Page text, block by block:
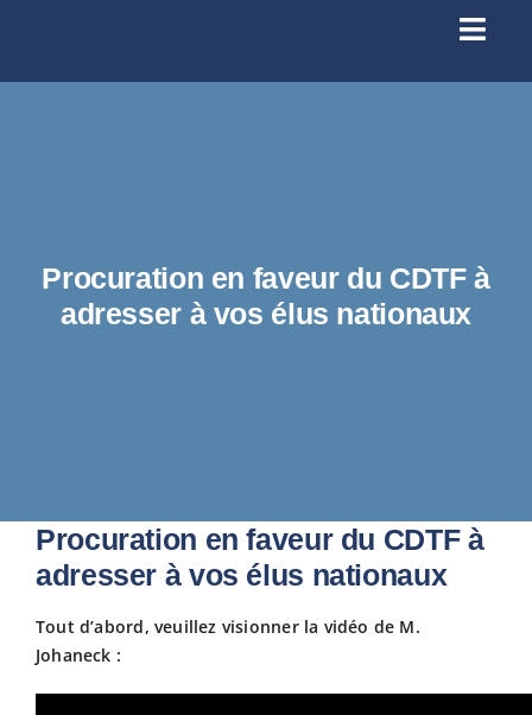
À
Procuration en faveur du CDTF à
adresser à vos élus nationaux
Procuration en faveur du CDTF à
adresser à vos élus nationaux
Tout d’abord, veuillez visionner la vidéo de M.
Johaneck :